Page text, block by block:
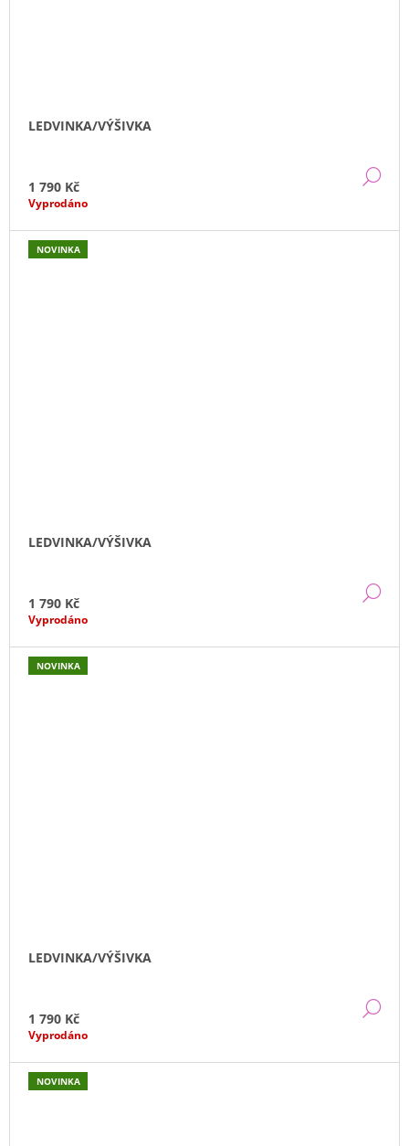
LEDVINKA/VÝŠIVKA
1 790 Kč
Vyprodáno
NOVINKA
LEDVINKA/VÝŠIVKA
1 790 Kč
Vyprodáno
NOVINKA
LEDVINKA/VÝŠIVKA
1 790 Kč
Vyprodáno
NOVINKA